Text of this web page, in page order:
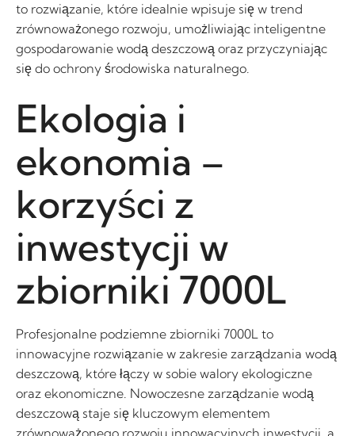
to rozwiązanie, które idealnie wpisuje się w trend
zrównoważonego rozwoju, umożliwiając inteligentne
gospodarowanie wodą deszczową oraz przyczyniając
się do ochrony środowiska naturalnego.
Ekologia i
ekonomia –
korzyści z
inwestycji w
zbiorniki 7000L
Profesjonalne podziemne zbiorniki 7000L to
innowacyjne rozwiązanie w zakresie zarządzania wodą
deszczową, które łączy w sobie walory ekologiczne
oraz ekonomiczne. Nowoczesne zarządzanie wodą
deszczową staje się kluczowym elementem
zrównoważonego rozwoju innowacyjnych inwestycji, a